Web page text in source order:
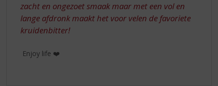
zacht en ongezoet smaak maar met een vol en
lange afdronk maakt het voor velen de favoriete
kruidenbitter!
Enjoy life ❤️